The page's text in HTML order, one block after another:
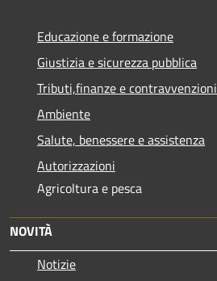
Educazione e formazione
Giustizia e sicurezza pubblica
Tributi,finanze e contravvenzioni
Ambiente
Salute, benessere e assistenza
Autorizzazioni
Agricoltura e pesca
NOVITÀ
Notizie